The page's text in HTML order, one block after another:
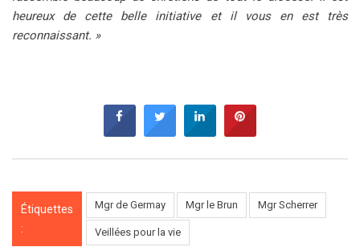
heureux de cette belle initiative et il vous en est très
reconnaissant. »
Étiquettes
:
Mgr de Germay Mgr le Brun Mgr Scherrer
Veillées pour la vie